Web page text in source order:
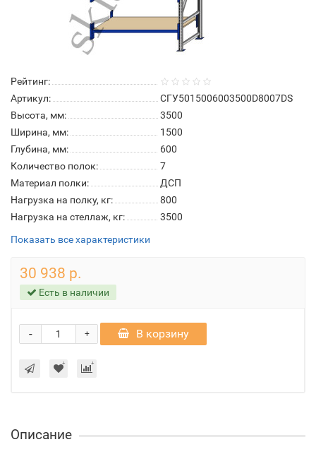
Рейтинг:
Артикул:
СГУ5015006003500D8007DS
Высота, мм:
3500
Ширина, мм:
1500
Глубина, мм:
600
Количество полок:
7
Материал полки:
ДСП
Нагрузка на полку, кг:
800
Нагрузка на стеллаж, кг:
3500
Показать все характеристики
30 938 р.
Есть в наличии
+
- В корзину
Описание